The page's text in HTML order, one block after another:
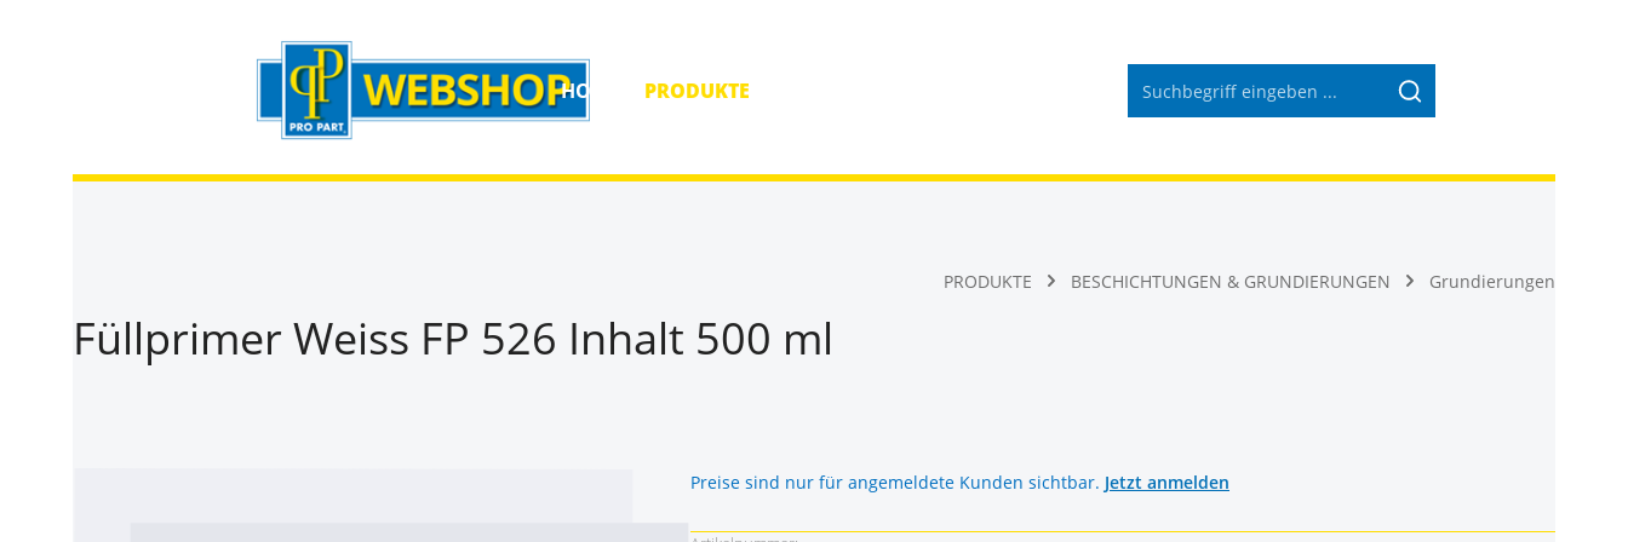
HOME PRODUKTE
PRODUKTE BESCHICHTUNGEN & GRUNDIERUNGEN Grundierungen
Füllprimer Weiss FP 526 Inhalt 500 ml
Preise sind nur für angemeldete Kunden sichtbar. Jetzt anmelden